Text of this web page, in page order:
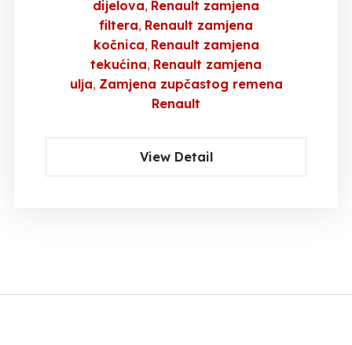
dijelova Renault zamjena
filtera Renault zamjena
kočnica Renault zamjena
tekućina Renault zamjena
ulja Zamjena zupčastog remena
Renault
View Detail